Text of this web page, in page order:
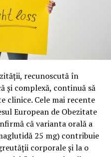
recunoscută în
și complexă, continuă să
clinice. Cele mai recente
European de Obezitate
că varianta orală a
25 mg) contribuie
corporale și la o